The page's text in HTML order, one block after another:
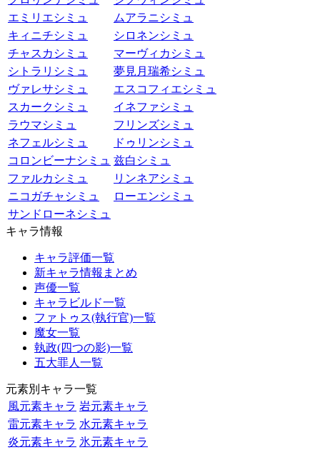
エミリエシミュ
ムアラニシミュ
キィニチシミュ
シロネンシミュ
チャスカシミュ
マーヴィカシミュ
シトラリシミュ
夢見月瑞希シミュ
ヴァレサシミュ
エスコフィエシミュ
スカークシミュ
イネファシミュ
ラウマシミュ
フリンズシミュ
ネフェルシミュ
ドゥリンシミュ
コロンビーナシミュ 兹白シミュ
ファルカシミュ
リンネアシミュ
ニコガチャシミュ
ローエンシミュ
サンドローネシミュ
キャラ情報
キャラ評価一覧
新キャラ情報まとめ
声優一覧
キャラビルド一覧
ファトゥス(執行官)一覧
魔女一覧
執政(四つの影)一覧
五大罪人一覧
元素別キャラ一覧
風元素キャラ 岩元素キャラ
雷元素キャラ 水元素キャラ
炎元素キャラ 氷元素キャラ